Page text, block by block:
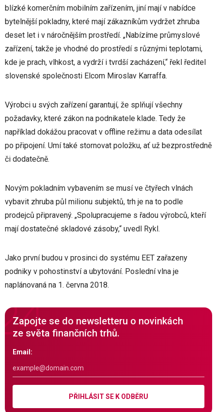
blízké komerčním mobilním zařízením, jiní mají v nabídce
bytelnější pokladny, které mají zákazníkům vydržet zhruba
deset let i v náročnějším prostředí. „Nabízíme průmyslové
zařízení, takže je vhodné do prostředí s různými teplotami,
kde je prach, vlhkost, a vydrží i tvrdší zacházení,“ řekl ředitel
slovenské společnosti Elcom Miroslav Karraffa.
Výrobci u svých zařízení garantují, že splňují všechny
požadavky, které zákon na podnikatele klade. Tedy že
například dokážou pracovat v offline režimu a data odesílat
po připojení. Umí také stornovat položku, ať už bezprostředně
či dodatečně.
Novým pokladním vybavením se musí ve čtyřech vlnách
vybavit zhruba půl milionu subjektů, trh je na to podle
prodejců připravený. „Spolupracujeme s řadou výrobců, kteří
mají dostatečné skladové zásoby,“ uvedl Rykl.
Jako první budou v prosinci do systému EET zařazeny
podniky v pohostinství a ubytování. Poslední vlna je
naplánovaná na 1. června 2018.
Zapojte se do newsletteru o novinkách
ze světa finančních trhů.
Email:
PŘIHLÁSIT SE K ODBĚRU